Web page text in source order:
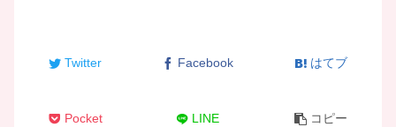
Twitter Facebook はてブ
Pocket LINE コピー